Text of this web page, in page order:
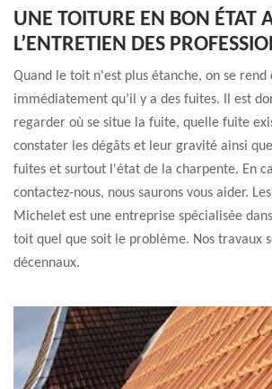
UNE TOITURE EN BON ÉTAT
L’ENTRETIEN DES
Quand le toit n'est plus étanche, on se rend
immédiatement qu’il y a des fuites. Il est
regarder où se situe la fuite, quelle fuite
constater les dégâts et leur gravité ainsi
fuites et surtout l'état de la charpente. En
contactez-nous, nous saurons vous aider.
Michelet est une entreprise spécialisée
toit quel que soit le problème. Nos travaux
décennaux.